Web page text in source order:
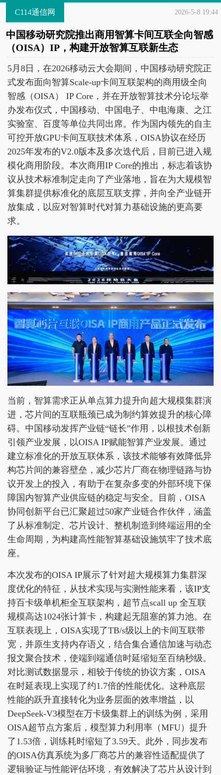
C114通信网 2026-5-8 19:44
中国移动研究院推出商用智算卡间互联全向智感
（OISA）IP，构建开放智算互联新生态
5月8日，在2026移动云大会期间，中国移动研究院正
式发布面向智算Scale-up卡间互联架构的商用级全向
智感（OISA） IP Core，并在开放智算技术分论坛举
办发布仪式，中国移动、中国电子、中电海康、之江
实验室、百度等单位共同出席。作为国内领先的自主
可控开放GPU卡间互联技术体系，OISA协议在经历
2025年发布的V2.0版本及多次迭代后，目前已进入规
模化商用阶段。本次商用IP Core的推出，标志着该协
议从技术标准制定走向了产业落地，旨在为大规模智
算集群提供标准化的底层互联支撑，并向全产业链开
放集成，以应对智算时代对算力基础设施的更高要
求。
当前，智算需求正从单点算力提升向超大规模集群演
进，芯片间的互联瓶颈已成为制约算效提升的核心障
碍。中国移动发挥产业链“链长”作用，以根技术创新
引领产业发展，以OISA IP赋能智算产业发展。通过
建立标准化的开放互联体系，该技术能够有效降低异
构芯片间的兼容壁垒，减少芯片厂商在物理链路与协
议开发上的投入，有助于在复杂多变的外部环境下保
障国内智算产业供应链的稳定与安全。目前，OISA
协同创新平台已汇聚超过50家产业链合作伙伴，涵盖
了从标准制定、芯片设计、整机制造到终端运用的全
生命周期，为构建高性能智算基础设施筑牢了技术底
座。
本次发布的OISA IP展示了针对超大规模算力集群深
度优化的特征，从技术实现与实测性能来看，该IP支
持百卡级单机柜全互联架构，超节点scall up 全互联
规模高达1024张计算卡，构建起无阻塞的算力池。在
互联表现上，OISA实现了TB/s级以上的卡间互联带
宽，并原生支持内存语义，结合集合通信加速与动态
报文聚合技术，使端到端通信时延缩短至百纳秒级。
对比测试数据显示，相较于传统的协议方案，OISA
在时延表现上实现了约1.7倍的性能优化。这种底层
性能的跃升直接转化为业务层面的效率增益，以
DeepSeek-V3模型在万卡级集群上的训练为例，采用
OISA超节点方案后，模型算力利用率（MFU）提升
了1.53倍，训练耗时缩短了3.59天。此外，同步发布
的OISA仿真系统为多厂商芯片的兼容性适配提供了
逻辑验证与性能评估环境，有效解决了芯片从设计到